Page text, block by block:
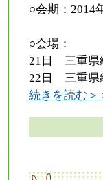
○会期：2014
○会場：
21日 三重県
22日 三重県
続きを読む＞